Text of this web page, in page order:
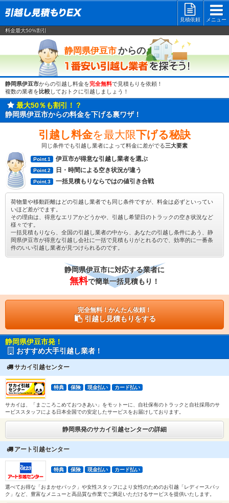
見積依頼
メニュー
料金最大50%割引
静岡県伊豆市からの
静岡県伊豆市からの引越し料金を完全無料で見積もりを依頼！
複数の業者を 比較しておトクに引越しましょう！
最大50％も割引！？
静岡県伊豆市からの料金を下げる裏ワザ！
引越し料金を最大限下げる秘訣
同じ条件でも引越し業者によって料金に差がでる三大要素
Point.1 伊豆市が得意な引越し業者を選ぶ
Point.2 日・時間による空き状況が違う
Point.3 一括見積もりならではの値引き合戦
荷物量や移動距離はどの引越し業者でも同じ条件ですが、料金は必ずといってい
いほど差がでます。
その理由は、得意なエリアかどうかや、引越し希望日のトラックの空き状況など
様々です。
一括見積もりなら、全国の引越し業者の中から、あなたの引越し条件にあう、静
岡県伊豆市が得意な引越し会社に一括で見積もりがとれるので、効率的に一番条
件のいい引越し業者が見つけられるのです。
静岡県伊豆市に対応する業者に
無料で簡単一括見積もり！
完全無料！かんたん依頼！
引越し見積もりをする
静岡県伊豆市発！
おすすめ大手引越し業者！
サカイ引越センター
特典 保険 現金払い カード払い
サカイは、「まごころこめておつきあい」をモットーに、自社保有のトラックと自社採用のサ
ービススタッフによる日本全国での安定したサービスをお届けしております。
静岡県発のサカイ引越センターの詳細
アート引越センター
特典 保険 現金払い カード払い
選べてお得な「おまかせパック」や女性スタッフにより女性のためのお引越「レディースパッ
ク」など、豊富なメニューと高品質な作業でご満足いただけるサービスを提供いたします。